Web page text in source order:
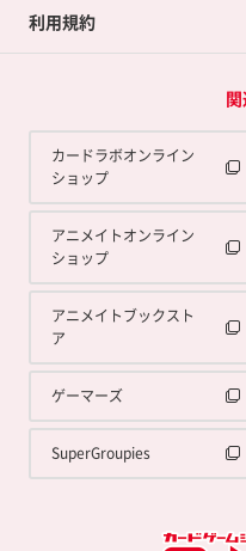
利用規約
カードラボオンライン
ショップ
アニメイトオンライン
ショップ
アニメイトブックスト
ア
ゲーマーズ
SuperGroupies